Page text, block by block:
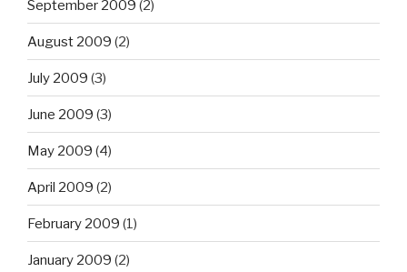
September 2009 (2)
August 2009 (2)
July 2009 (3)
June 2009 (3)
May 2009 (4)
April 2009 (2)
February 2009 (1)
January 2009 (2)